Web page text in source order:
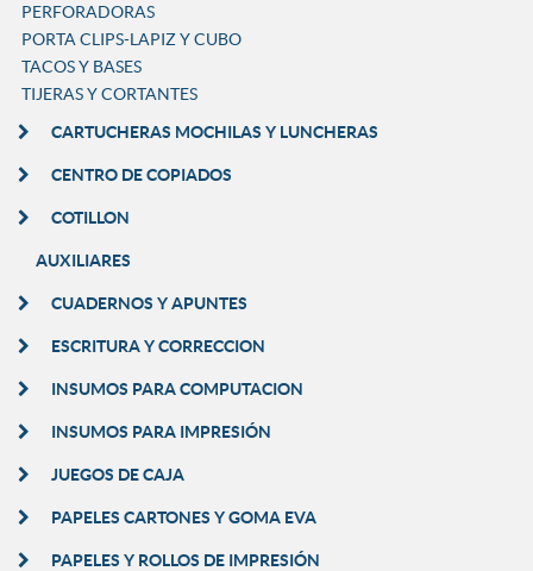
PERFORADORAS
PORTA CLIPS-LAPIZ Y CUBO
TACOS Y BASES
TIJERAS Y CORTANTES
CARTUCHERAS MOCHILAS Y LUNCHERAS
CENTRO DE COPIADOS
COTILLON
AUXILIARES
CUADERNOS Y APUNTES
ESCRITURA Y CORRECCION
INSUMOS PARA COMPUTACION
INSUMOS PARA IMPRESIÓN
JUEGOS DE CAJA
PAPELES CARTONES Y GOMA EVA
PAPELES Y ROLLOS DE IMPRESIÓN